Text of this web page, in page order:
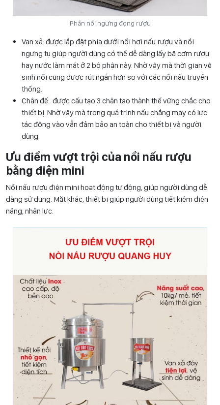
Phần nồi ngưng đọng rượu
Van xả: được lắp đặt phía dưới nồi hơi nấu rượu và nồi
ngưng tụ giúp người dùng có thể dễ dàng lấy bã cơm rượu
hay nước làm mát ở 2 bộ phận này. Nhờ vậy mà thời gian vệ
sinh nồi cũng được rút ngắn hơn so với các nồi nấu truyền
thống.
Chân đế: được cấu tạo 3 chân tạo thành thế vững chắc cho
thiết bị. Nhờ vậy mà trong quá trình nấu chẳng may có lực
tác động vào vẫn đảm bảo an toàn cho thiết bị và người
dùng.
Ưu điểm vượt trội của nồi nấu rượu
bằng điện mini
Nồi nấu rượu điện mini hoạt động tự động, giúp người dùng dễ
dàng sử dụng. Mặt khác, thiết bị giúp người dùng tiết kiệm điện
năng, nhân lực.